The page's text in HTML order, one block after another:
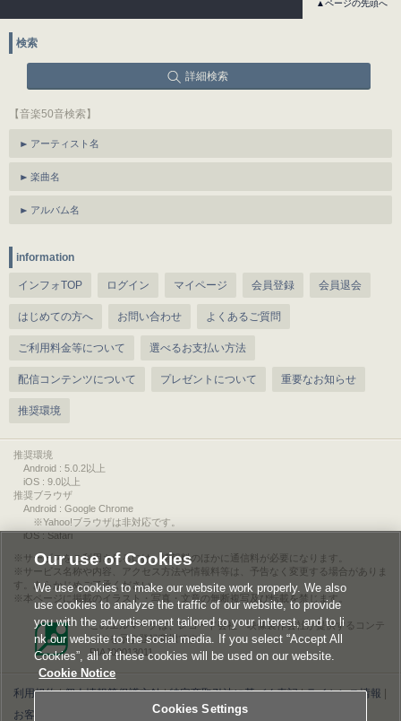
▲ページの先頭へ
検索
詳細検索
【音楽50音検索】
アーティスト名
楽曲名
アルバム名
information
インフォTOP ログイン マイページ 会員登録 会員退会
はじめての方へ お問い合わせ よくあるご質問
ご利用料金等について 選べるお支払い方法
配信コンテンツについて プレゼントについて 重要なお知らせ
推奨環境
推奨環境
Android : 5.0.2以上
iOS : 9.0以上
推奨ブラウザ
Android : Google Chrome
※Yahoo!ブラウザは非対応です。
iOS : Safari
サービスをご利用されるには、情報料のほかに通信料が必要になります。
サービス名称や内容、アクセス方法や情報料等は、予告なく変更する場合がありま
す。あらかじめご了承ください。
本ページに掲載のイラスト・写真・文章の無断複写及び転載を禁じます。
このエルマークは、レコード会社・映像製作会社が提供するコンテ
ンツを示す登録商標です。
RIAJ00013011
利用規約|個人情報等保護方針|特定商取引法に基づく表記|ライセンス情報
お客様情報の外部送信について|Cookies Settings
Our use of Cookies
We use cookies to make our website work properly. We also
use cookies to analyze the traffic of our website, to provide
you with the advertisement tailored to your interest, and to li
nk our website to the social media. If you select “Accept All
Cookies”, all of these cookies will be used on our website.
Cookie Notice
Cookies Settings